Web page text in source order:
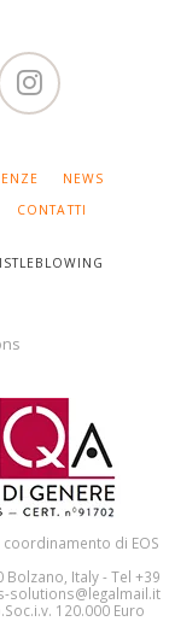
NEWS
CONTATTI
coordinamento di EOS
Bolzano, Italy - Tel +39
solutions@legalmail.it
120.000 Euro